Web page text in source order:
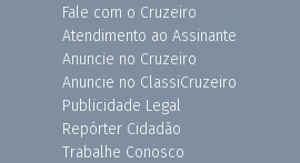
Fale com o Cruzeiro
Atendimento ao Assinante
Anuncie no Cruzeiro
Anuncie no ClassiCruzeiro
Publicidade Legal
Repórter Cidadão
Trabalhe Conosco